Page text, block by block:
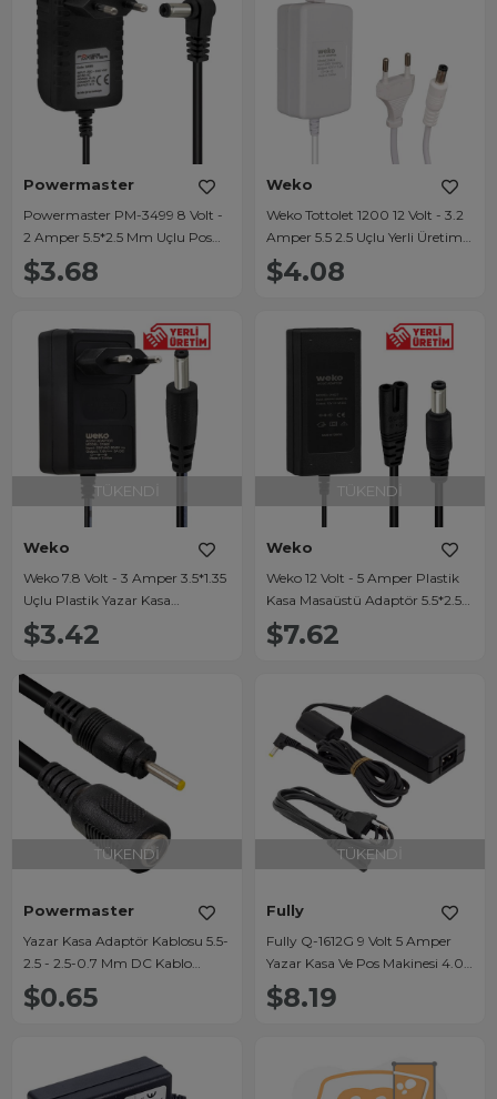
Powermaster
Powermaster PM-3499 8 Volt -
2 Amper 5.5*2.5 Mm Uçlu Pos
Makinesi Adaptörü
$3.68
Weko
Weko Tottolet 1200 12 Volt - 3.2
Amper 5.5 2.5 Uçlu Yerli Üretim
Plastik Kasa Beyaz Masaüstü
Adaptör
$4.08
TÜKENDI
Weko
Weko 7.8 Volt - 3 Amper 3.5*1.35
Uçlu Plastik Yazar Kasa
Adaptörü
$3.42
TÜKENDI
Weko
Weko 12 Volt - 5 Amper Plastik
Kasa Masaüstü Adaptör 5.5*2.5
Uçlu
$7.62
TÜKENDI
Powermaster
Yazar Kasa Adaptör Kablosu 5.5-
2.5 - 2.5-0.7 Mm DC Kablo
Çevirici
$0.65
TÜKENDI
Fully
Fully Q-1612G 9 Volt 5 Amper
Yazar Kasa Ve Pos Makinesi 4.0
X 1.7 Mm Uçlu Masaüstü
Adaptör
$8.19